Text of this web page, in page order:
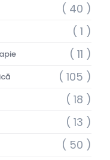
( 40 )
( 1 )
( 11 )
( 105 )
( 18 )
( 13 )
( 50 )